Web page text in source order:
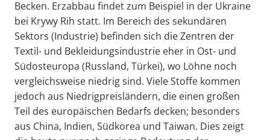
Becken. Erzabbau findet zum Beispiel in der Ukraine
bei Krywy Rih statt. Im Bereich des sekundären
Sektors (Industrie) befinden sich die Zentren der
Textil- und Bekleidungsindustrie eher in Ost- und
Südosteuropa (Russland, Türkei), wo Löhne noch
vergleichsweise niedrig sind. Viele Stoffe kommen
jedoch aus Niedrigpreisländern, die einen großen
Teil des europäischen Bedarfs decken; besonders
aus China, Indien, Südkorea und Taiwan. Dies zeigt